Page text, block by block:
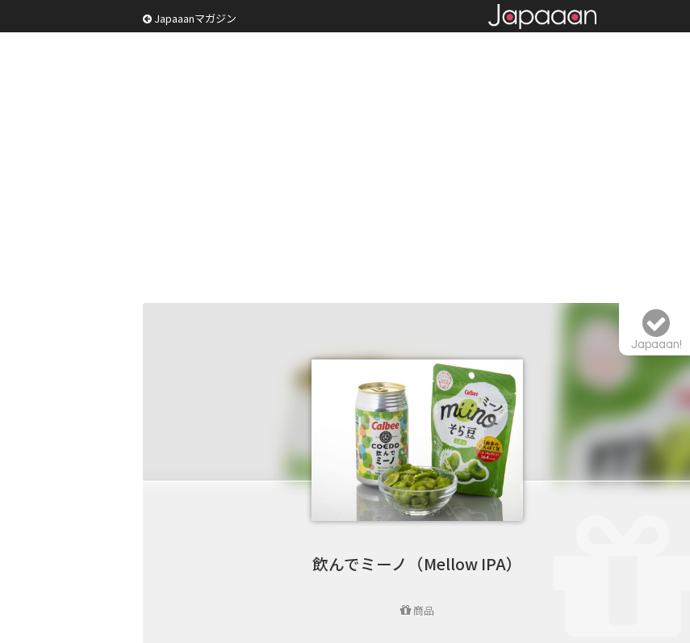
Japaaanマガジン
飲んでミーノ（Mellow IPA）
商品
Japaaan!